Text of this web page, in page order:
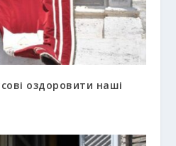
оздоровити наші